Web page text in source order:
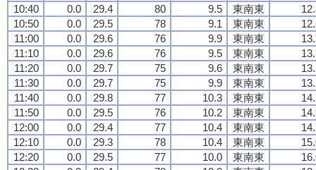
10:40
0.0 29.4 80 9.5 東南東
10:50
0.0 29.5 78 9.1 東南東
11:00
0.0 29.6 76 9.9 東南東
11:10
0.0 29.6 76 9.5 東南東
11:20
0.0 29.7 75 9.6 東南東
11:30
0.0 29.7 75 9.9 東南東
11:40
0.0 29.8 77 10.3 東南東
11:50
0.0 29.5 76 10.2 東南東
12:00
0.0 29.4 77 10.4 東南東
12:10
0.0 29.3 78 10.4 東南東
12:20
0.0 29.5 77 10.0 東南東